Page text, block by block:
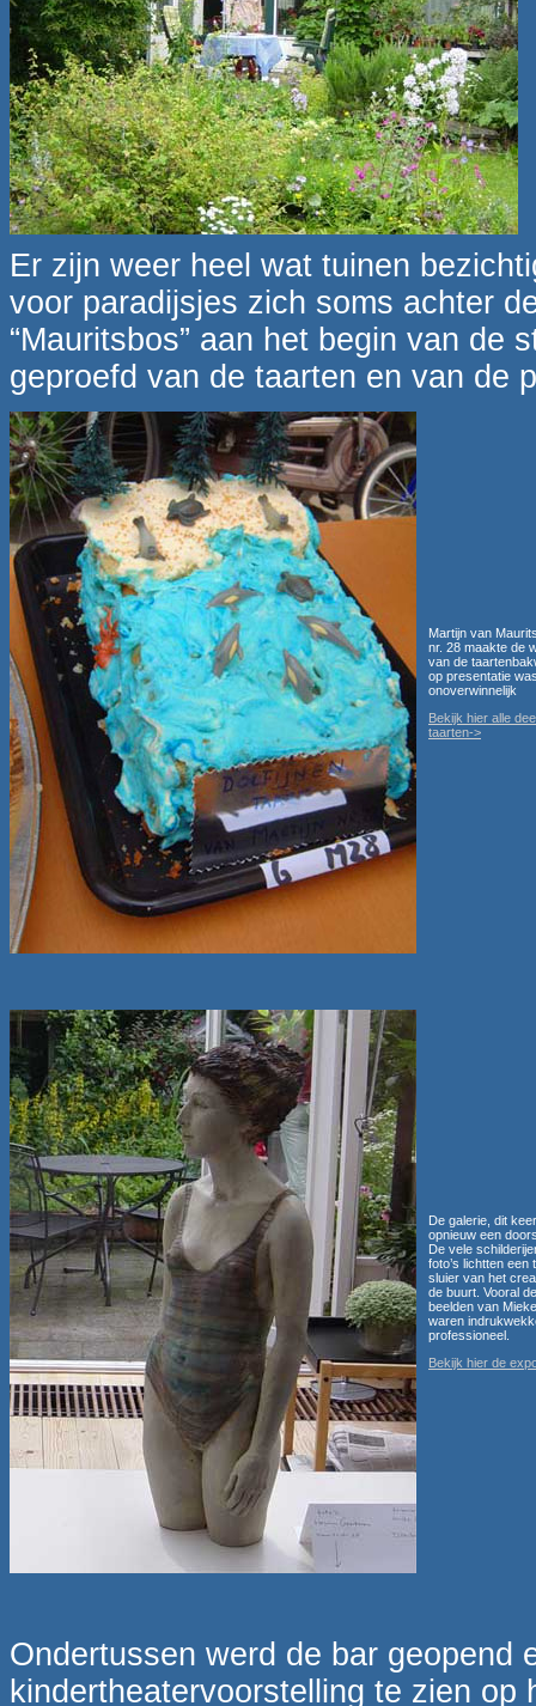
Er zijn weer heel wat tuinen
voor paradijsjes zich soms achter
“Mauritsbos” aan het begin van de
geproefd van de taarten en van de
Martijn van
nr. 28 maakte de
van de
op presentatie
onoverwinnelijk
Bekijk hier alle
taarten->
De galerie, dit
opnieuw een
De vele
foto’s lichtten een
sluier van het
de buurt. Vooral
beelden van
waren
professioneel.
Bekijk hier de
Ondertussen werd de bar geopend
kindertheatervoorstelling te zien